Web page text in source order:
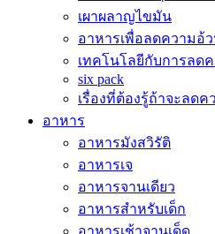
เผาผลาญไขมัน
อาหารเพื่อลดความอ้
เทคโนโลยีกับการลด
six pack
เรื่องที่ต้องรู้ถ้าจะลดค
อาหาร
อาหารมังสวิรัติ
อาหารเจ
อาหารจานเดียว
อาหารสำหรับเด็ก
อาหารเช้าจานเด็ด